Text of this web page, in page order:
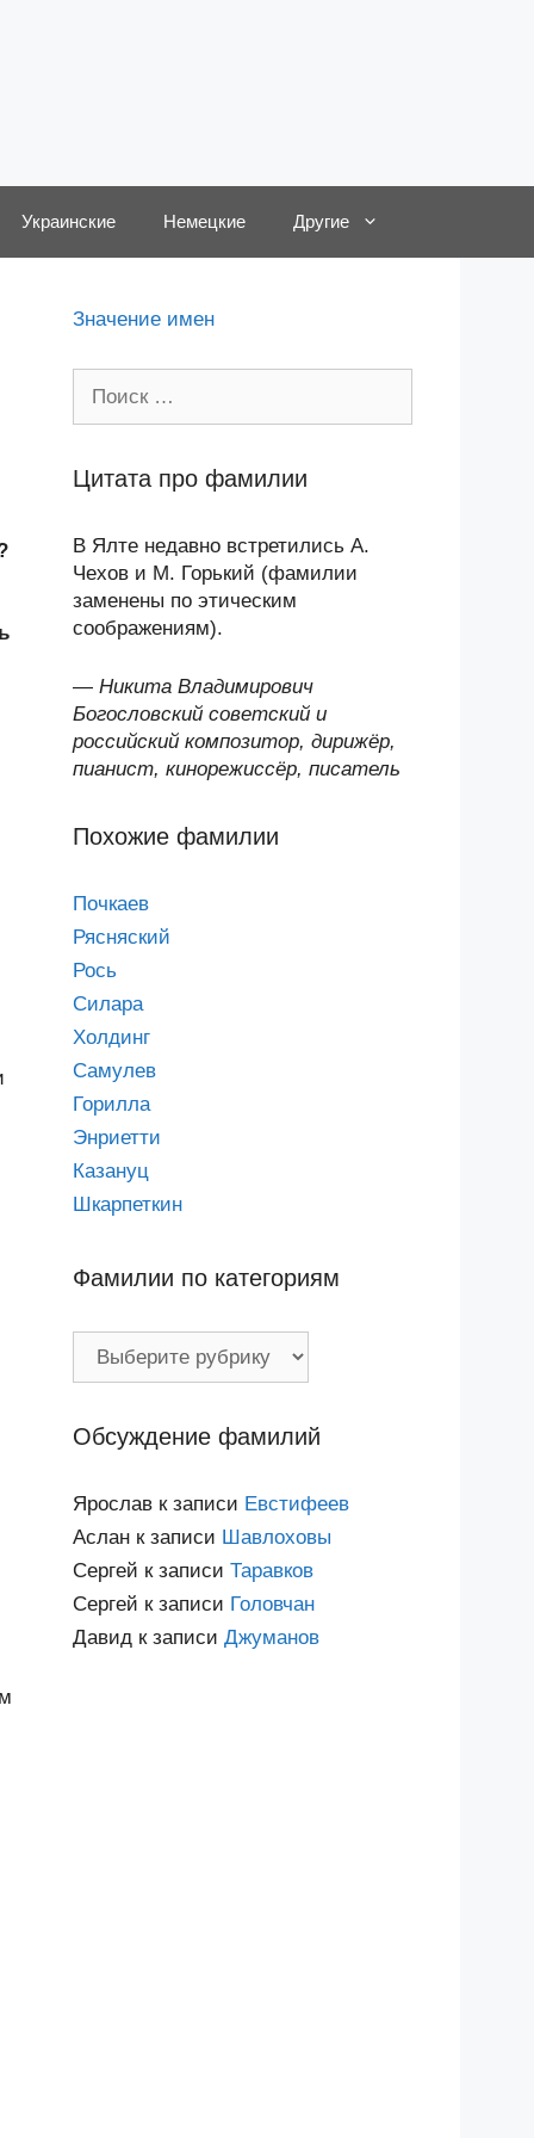
Украинские Немецкие Другие
Значение имен
Цитата про фамилии
В Ялте недавно встретились А.
Чехов и М. Горький (фамилии
заменены по этическим
соображениям).
— Никита Владимирович
Богословский советский и
российский композитор, дирижёр,
пианист, кинорежиссёр, писатель
Похожие фамилии
Почкаев
Рясняский
Рось
Силара
Холдинг
Самулев
Горилла
Энриетти
Казануц
Шкарпеткин
Фамилии по категориям
Обсуждение фамилий
Ярослав к записи Евстифеев
Аслан к записи Шавлоховы
Сергей к записи Таравков
Сергей к записи Головчан
Давид к записи Джуманов